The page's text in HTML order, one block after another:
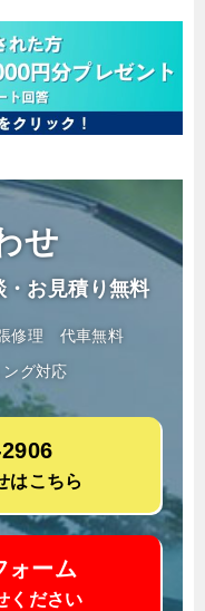
せ
・お見積り無料
修理
代車無料
グ対応
はこちら
ォーム
ください